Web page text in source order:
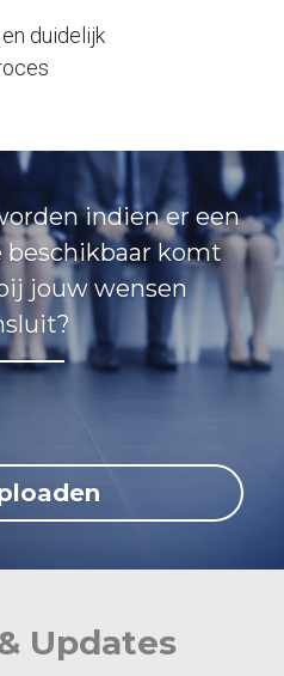
duidelijk
beschikbaar komt
jouw wensen
Updates